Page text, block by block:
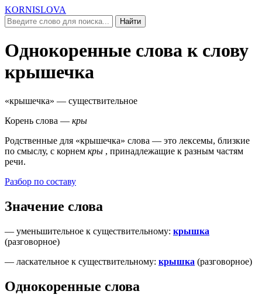
KORNISLOVA
Найти
Однокоренные слова к слову
крышечка
«крышечка» — существительное
Корень слова — кры
Родственные для «крышечка» слова — это лексемы, близкие
по смыслу, c корнем кры , принадлежащие к разным частям
речи.
Разбор по составу
Значение слова
— уменьшительное к существительному: крышка
(разговорное)
— ласкательное к существительному: крышка (разговорное)
Однокоренные слова